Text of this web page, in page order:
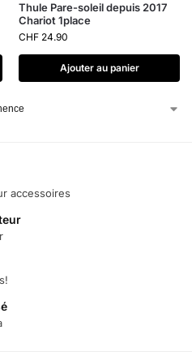
Thule Pare-soleil depuis 2017
Chariot 1place
CHF 24.90
Ajouter au panier
accessoires